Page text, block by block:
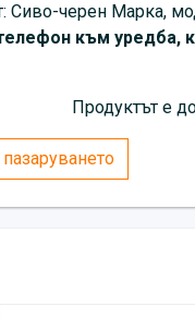
Сиво-черен Марка,
към уредба,
Продуктът е